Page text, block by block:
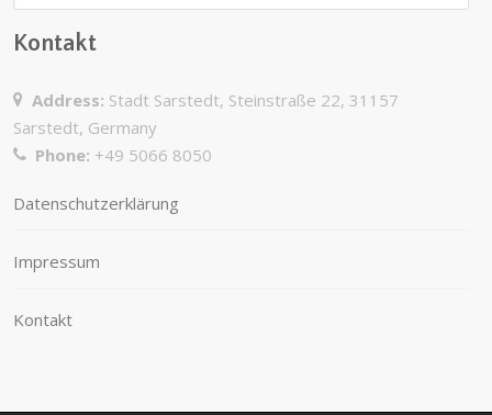
Kontakt
Address: Stadt Sarstedt, Steinstraße 22, 31157
Sarstedt, Germany
Phone: +49 5066 8050
Datenschutzerklärung
Impressum
Kontakt